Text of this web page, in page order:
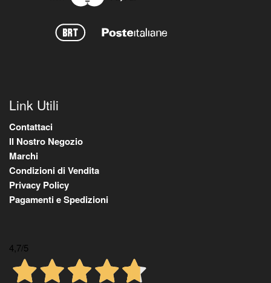
Link Utili
Contattaci
Il Nostro Negozio
Marchi
Condizioni di Vendita
Privacy Policy
Pagamenti e Spedizioni
4,7/5